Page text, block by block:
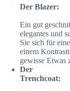
Der Blazer:
Ein gut
elegantes und
Sie sich für
einem
gewisse Etwas
Der
Trenchcoat: